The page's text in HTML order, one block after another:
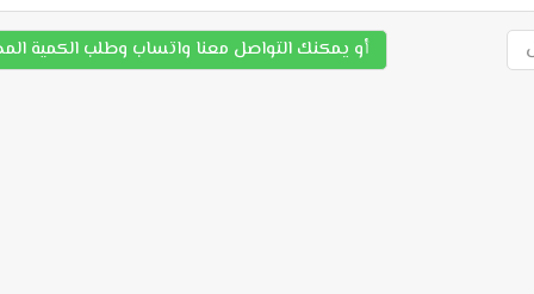
أو يمكنك التواصل معنا واتساب وطلب الكمية